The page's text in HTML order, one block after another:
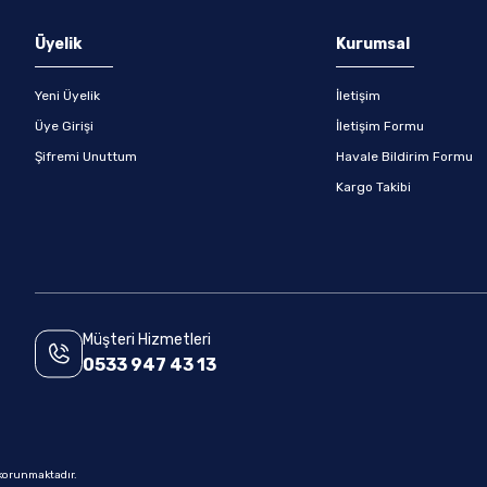
Üyelik
Yeni Üyelik
Üye Girişi
Şifremi Unuttum
Kurumsal
İletişim
İletişim Formu
Havale Bildirim Formu
Kargo Takibi
Müşteri Hizmetleri
0533 947 43 13